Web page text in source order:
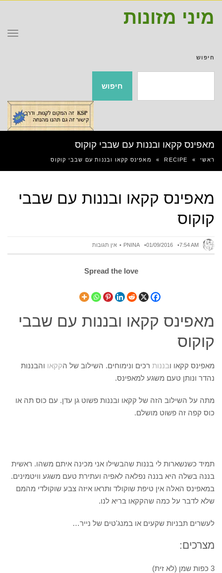
מיני מזונות
חיפוש
חיפוש
מאפינס קקאו ובננות עם שבבי קוקוס
ראשי »
RECIPE
» מאפינס קקאו ובננות עם שבבי קוקוס
מאפינס קקאו ובננות עם שבבי
קוקוס
PNINA 01/09/2016 7:54 AM אין תגובות
Spread the love
מאפינס קקאו ובננות עם שבבי
קוקוס
מאפינס קקאו ובננות רכים ונימוחים. השילוב של הקקאו והבננות
נהדר ונותן טעם משגע למאפינס.
מתה על השילוב הזה של קקאו ובננות פשוט גן עדן. עם כוס תה או
כוס קפה זה פשוט מושלם.
תמיד כשנשארות לי בננות שהבשילו אני מכינה איתם משהו. ראשית
בננה בשלה היא בננה נפלאה לאפיה ועתירת טעם משגע וויטמינים.
במאפינס האלה אין טיפת שוקולד ותראו איזה צבע שוקולדי מהמם
שלא לדבר על כמה שהקקאו בריא לנו.
לעשרים תבניות שקעים או במנג'טים של נייר…
מצרכים:
3 כפות שמן (לא זית)